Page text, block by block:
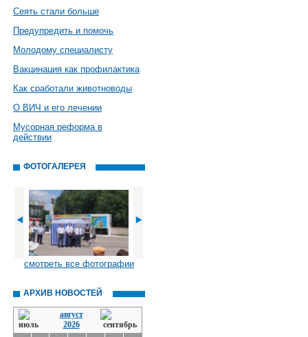
Сеять стали больше
Предупредить и помочь
Молодому специалисту
Вакцинация как профилактика
Как сработали животноводы
О ВИЧ и его лечении
Мусорная реформа в
действии
ФОТОГАЛЕРЕЯ
смотреть все фотографии
АРХИВ НОВОСТЕЙ
август
2026